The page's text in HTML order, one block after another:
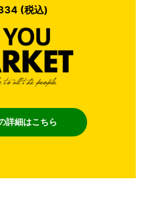
(税込)
細はこちら